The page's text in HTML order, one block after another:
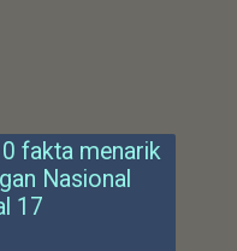
fakta menarik
Nasional
17